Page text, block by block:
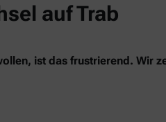
auf Trab
ist das frustrierend. Wir